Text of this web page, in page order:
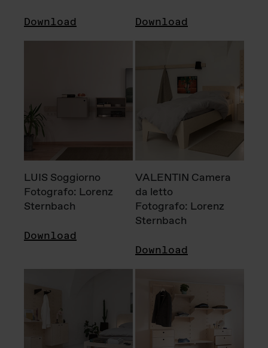
Download Download
LUIS Soggiorno
Fotografo: Lorenz
Sternbach
Download
VALENTIN Camera
da letto
Fotografo: Lorenz
Sternbach
Download